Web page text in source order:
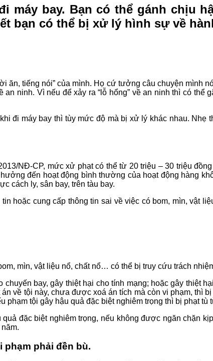
máy bay. Bạn có thể gánh chịu
bạn có thể bị xử lý hình sự về
ăn, tiếng nói” của mình. Họ cứ tưởng câu chuyện mình
ninh. Vì nếu để xảy ra “lỗ hổng” về an ninh thì có thể
đi máy bay thì tùy mức độ mà bị xử lý khác nhau. Nhẹ
NĐ-CP, mức xử phạt có thể từ 20 triệu – 30 triệu
đến hoạt động bình thường của hoạt động hàng
cách ly, sân bay, trên tàu bay.
hoặc cung cấp thông tin sai về việc có bom, mìn, vật
mìn, vật liệu nổ, chất nổ… có thể bị truy cứu trách
bay, gây thiệt hại cho tính mạng; hoặc gây thiệt
về tội này, chưa được xoá án tích mà còn vi phạm, thì
tội gây hậu quả đặc biệt nghiêm trọng thì bị phạt tù
đặc biệt nghiêm trọng, nếu không được ngăn chặn
phạm phải đền bù.